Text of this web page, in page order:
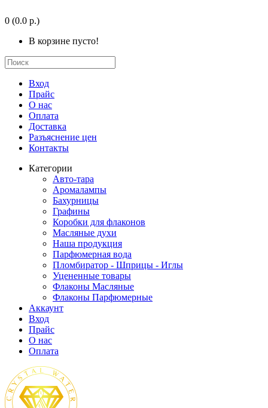
0 (0.0 р.)
В корзине пусто!
Вход
Прайс
О нас
Оплата
Доставка
Разъяснение цен
Контакты
Категории
Авто-тара
Аромалампы
Бахурницы
Графины
Коробки для флаконов
Масляные духи
Наша продукция
Парфюмерная вода
Пломбиратор - Шприцы - Иглы
Уцененные товары
Флаконы Масляные
Флаконы Парфюмерные
Аккаунт
Вход
Прайс
О нас
Оплата